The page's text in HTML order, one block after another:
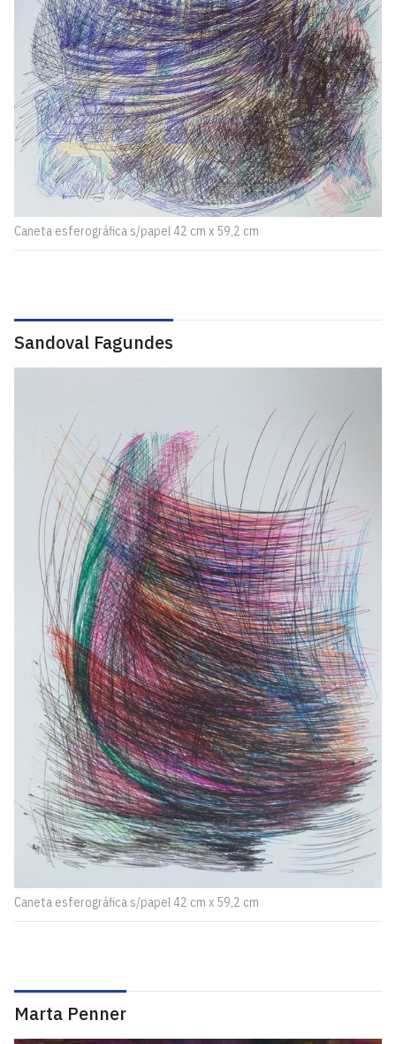
Caneta esferográfica s/papel 42 cm x 59,2 cm
Sandoval Fagundes
Caneta esferográfica s/papel 42 cm x 59,2 cm
Marta Penner